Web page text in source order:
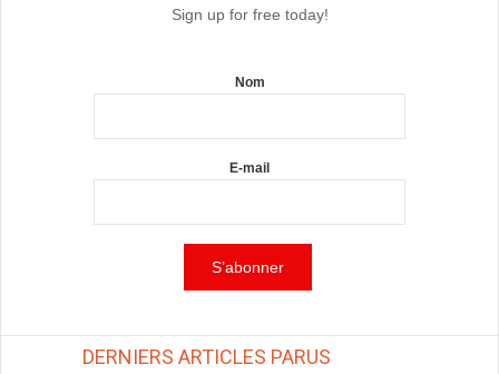
Sign up for free today!
Nom
E-mail
DERNIERS ARTICLES PARUS